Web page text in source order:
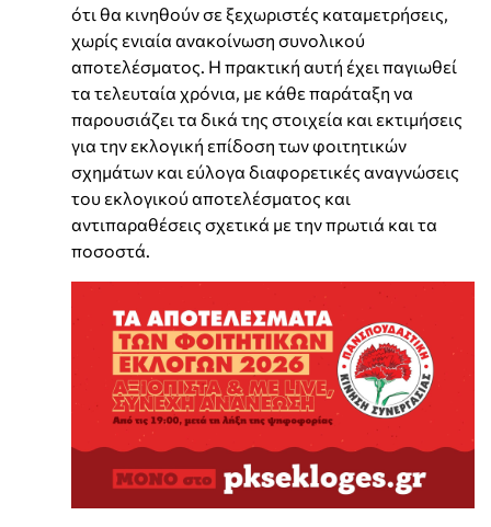
ότι θα κινηθούν σε ξεχωριστές καταμετρήσεις,
χωρίς ενιαία ανακοίνωση συνολικού
αποτελέσματος. Η πρακτική αυτή έχει παγιωθεί
τα τελευταία χρόνια, με κάθε παράταξη να
παρουσιάζει τα δικά της στοιχεία και εκτιμήσεις
για την εκλογική επίδοση των φοιτητικών
σχημάτων και εύλογα διαφορετικές αναγνώσεις
του εκλογικού αποτελέσματος και
αντιπαραθέσεις σχετικά με την πρωτιά και τα
ποσοστά.